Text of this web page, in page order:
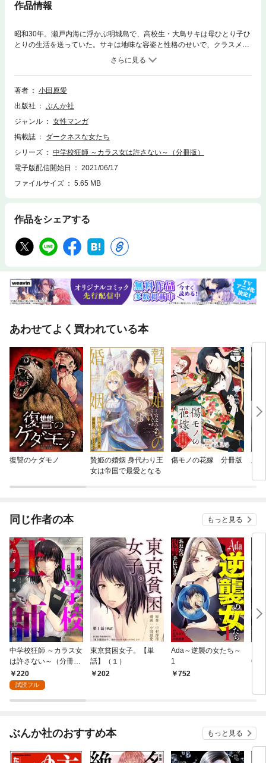
作品情報
昭和30年。瀬戸内海に浮かぶ明城島で、高校生・大鳥サキは母ひとり子ひ
とりの生活を送っていた。サキは地味な容姿と性格のせいで、クラスメイ
トから「カラス女」と呼ばれ、いじめの対象になっていた。特に都会的な
雰囲気を持つマリコは、クラスメイトの前ではサキをかばうふりをしつ
つ、徹底的にサキを見下していた。逃げるように島を出たサキだったが、
不幸続きのサキをよそに、のうのうと暮らす女たちに再び会いに島に舞い
ol.40』に収録されています。重複購入にご注意ください。
著者
小田原愛
出版社
ぶんか社
ジャンル
女性マンガ
掲載誌
ダークネスな女たち
シリーズ
中学校狂師 ～カラス女は許さない～（分冊版）
電子版配信開始日
2021/06/17
ファイルサイズ
5.65 MB
作品をシェアする
あわせてよく買われている本
復讐のケダモノ
贄姫の婚姻 身代わり王
女は帝国で最愛となる
傷モノの花嫁 分冊版
同じ作者の本 もっと見る
中学校狂師 ～カラス女
は許さない～（分冊
版） 【第1話】
220
試読フル
東京貧困女子。【単
話】（１）
202
Ada～逆襲の女たち～
1
752
6年
ぶんか社のおすすめ本 もっと見る